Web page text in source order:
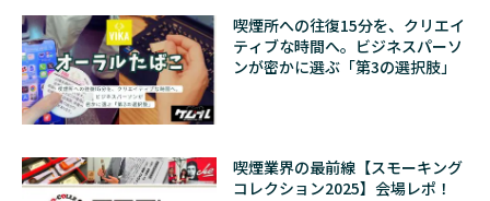
喫煙所への往復15分を、クリエイ
ティブな時間へ。ビジネスパーソ
ンが密かに選ぶ「第3の選択肢」
喫煙業界の最前線【スモーキング
コレクション2025】会場レポ！